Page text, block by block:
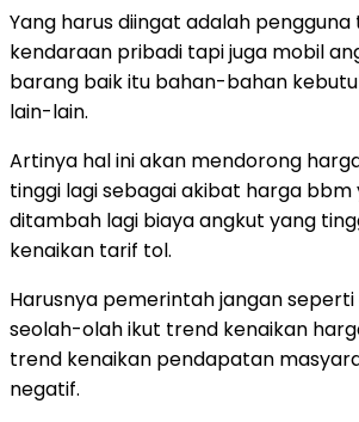
Yang harus diingat adalah
kendaraan pribadi tapi juga mobil
barang baik itu bahan-bahan
lain-lain.
Artinya hal ini akan mendorong
tinggi lagi sebagai akibat harga bbm
ditambah lagi biaya angkut yang
kenaikan tarif tol.
Harusnya pemerintah jangan
seolah-olah ikut trend kenaikan
trend kenaikan pendapatan
negatif.